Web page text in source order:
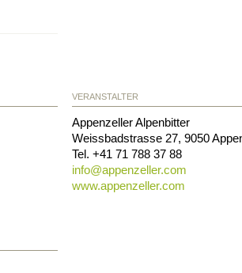
VERANSTALTER
Appenzeller Alpenbitter
Weissbadstrasse 27,9050
Tel.+41 71 788 37 88
info@appenzeller.com
www.appenzeller.com